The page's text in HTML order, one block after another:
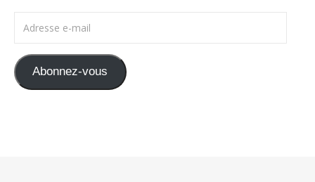
Abonnez-vous